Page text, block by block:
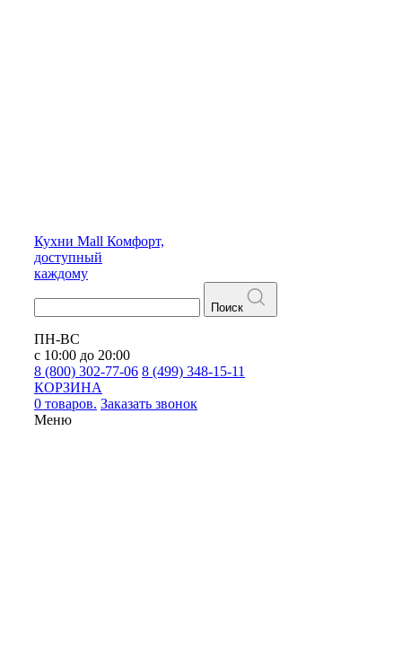
Кухни Mall Комфорт,
доступный
каждому
Поиск
ПН-ВС
с 10:00 до 20:00
8 (800) 302-77-06 8 (499) 348-15-11
КОРЗИНА
0 товаров. Заказать звонок
Меню